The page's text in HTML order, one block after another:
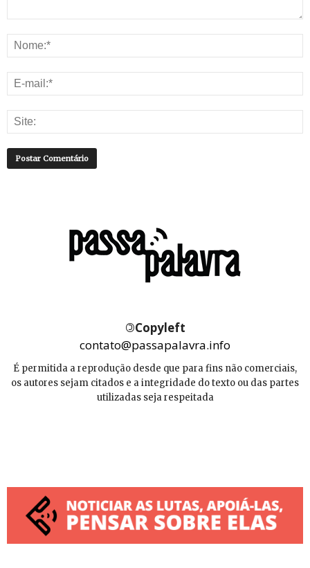
©Copyleft
contato@passapalavra.info
É permitida a reprodução desde que para fins não comerciais,
os autores sejam citados e a integridade do texto ou das partes
utilizadas seja respeitada